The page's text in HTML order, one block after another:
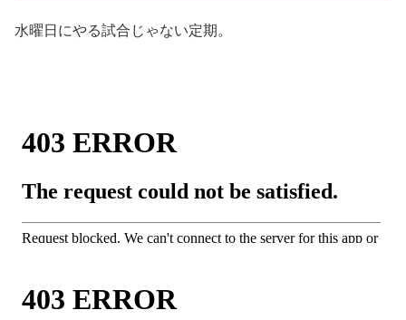
水曜日にやる試合じゃない定期。